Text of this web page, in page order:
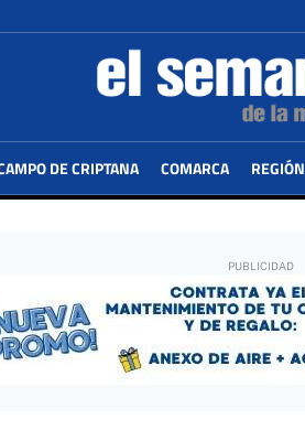
DE CRIPTANA COMARCA REGIÓN